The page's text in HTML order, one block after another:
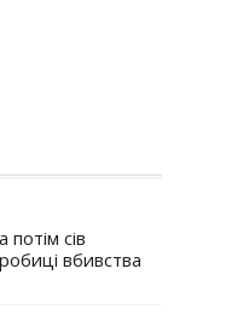
потім сів
вбивства